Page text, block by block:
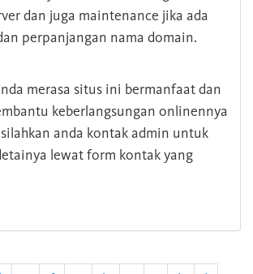
dan juga maintenance jika ada
perpanjangan nama domain.
merasa situs ini bermanfaat dan
keberlangsungan onlinennya
anda kontak admin untuk
lewat form kontak yang